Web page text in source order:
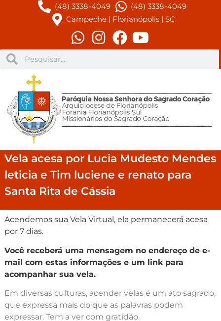
(48) 3338-4049
(48) 3338-4049
Campeche | Florianópolis | SC
Vela acesa por Lucia Mudesto Mendes
leticia e Tim luciene e renato para
Santa Rita de Cássia
Acendemos sua Vela Virtual, ela permanecerá acesa
por 7 dias.
Você receberá uma mensagem no endereço de e-
mail com estas informações e um link para
acompanhar sua vela.
Em diversas culturas, acender velas é um ato sagrado,
que expressa mais do que as palavras podem
expressar. Tem a ver com gratidão.